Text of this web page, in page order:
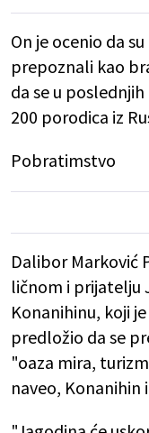
On je ocenio da
prepoznali kao
da se u
200 porodica iz
Pobratimstvo
Dalibor Marković
ličnom i prijatelju
Konanihinu, koji
predložio da se
"oaza mira,
naveo, Konanihin